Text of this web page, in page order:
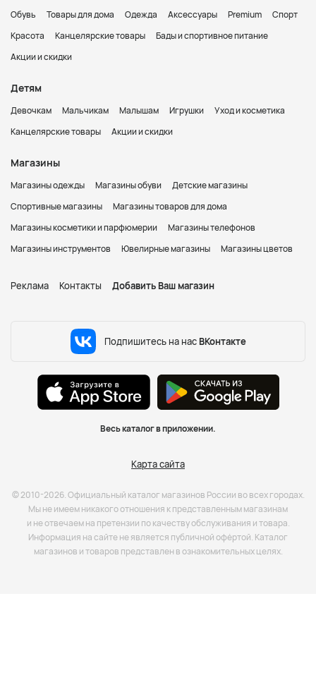
Обувь Товары для дома Одежда Аксессуары Premium
Спорт
Красота
Канцелярские товары
Бады и спортивное питание
Акции и скидки
Детям
Девочкам Мальчикам Малышам Игрушки
Уход и косметика
Канцелярские товары
Акции и скидки
Магазины
Магазины одежды Магазины обуви
Детские магазины
Спортивные магазины
Магазины товаров для дома
Магазины косметики и парфюмерии
Магазины телефонов
Магазины инструментов
Ювелирные магазины Магазины цветов
Реклама Контакты Добавить Ваш магазин
Подпишитесь на нас ВКонтакте
Весь каталог в приложении.
Карта сайта
© 2010-2026. Официальный каталог магазинов России во всех городах.
Мы не имеем никакого отношения к представленным магазинам
и не отвечаем на претензии по качеству обслуживания и товара.
Информация на сайте не является публичной офёртой. Каталог
магазинов и товаров представлен в ознакомительных целях.